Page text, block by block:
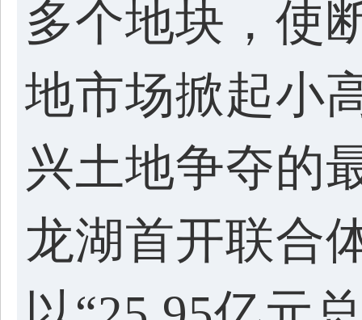
多个地块，使
地市场掀起小
兴土地争夺的
龙湖首开联合